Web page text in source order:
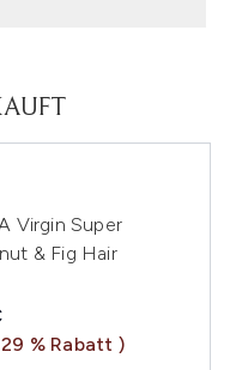
Virgin Super
& Fig Hair
Preis:
% Rabatt )